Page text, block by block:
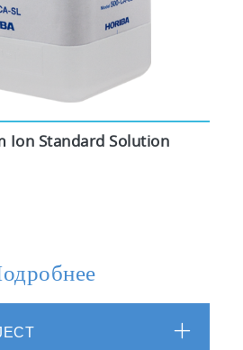
Ion Standard Solution